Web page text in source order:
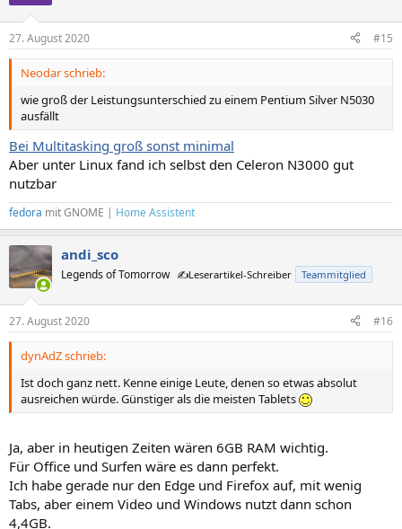
e
n
27. August 2020 #15
Neodar schrieb:
wie groß der Leistungsunterschied zu einem Pentium Silver N5030
ausfällt
Bei Multitasking groß sonst minimal
Aber unter Linux fand ich selbst den Celeron N3000 gut
nutzbar
fedora mitGNOME | Home Assistent
andi_sco
Legends of Tomorrow ✍️Leserartikel-Schreiber Teammitglied
27. August 2020 #16
dynAdZ schrieb:
Ist doch ganz nett. Kenne einige Leute, denen so etwas absolut
ausreichen würde. Günstiger als die meisten Tablets
Ja, aber in heutigen Zeiten wären 6GB RAM wichtig.
Für Office und Surfen wäre es dann perfekt.
Ich habe gerade nur den Edge und Firefox auf, mit wenig
Tabs, aber einem Video und Windows nutzt dann schon
4,4GB.